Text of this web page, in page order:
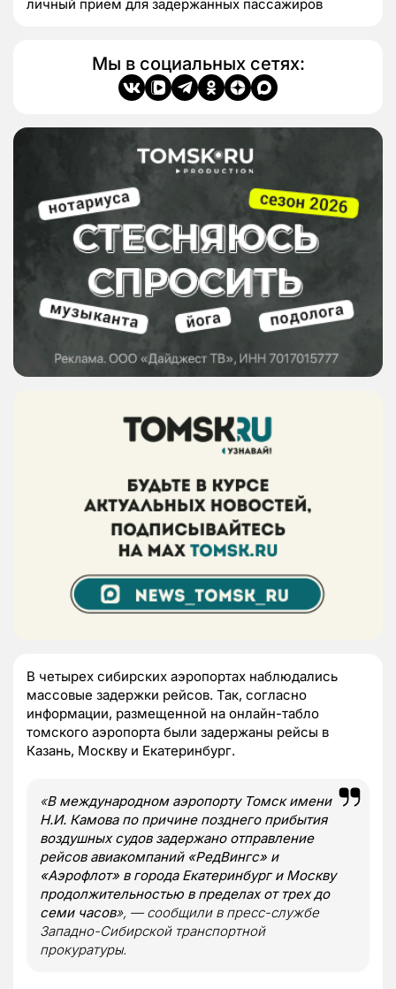
личный прием для задержанных пассажиров
Мы в социальных сетях:
В четырех сибирских аэропортах наблюдались
массовые задержки рейсов. Так, согласно
информации, размещенной на онлайн-табло
томского аэропорта были задержаны рейсы в
Казань, Москву и Екатеринбург.
«В международном аэропорту Томск имени
Н.И. Камова по причине позднего прибытия
воздушных судов задержано отправление
рейсов авиакомпаний «РедВингс» и
«Аэрофлот» в города Екатеринбург и Москву
продолжительностью в пределах от трех до
семи часов», — сообщили в пресс-службе
Западно-Сибирской транспортной
прокуратуры.